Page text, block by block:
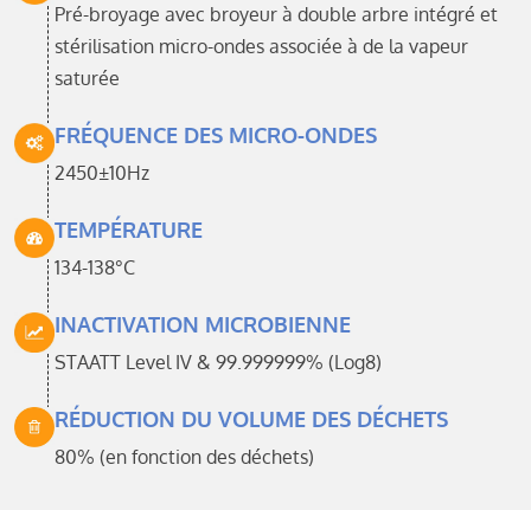
Pré-broyage avec broyeur à double arbre intégré et
stérilisation micro-ondes associée à de la vapeur
saturée
FRÉQUENCE DES MICRO-ONDES
2450±10Hz
TEMPÉRATURE
134-138°C
INACTIVATION MICROBIENNE
STAATT Level IV & 99.999999% (Log8)
RÉDUCTION DU VOLUME DES DÉCHETS
80% (en fonction des déchets)